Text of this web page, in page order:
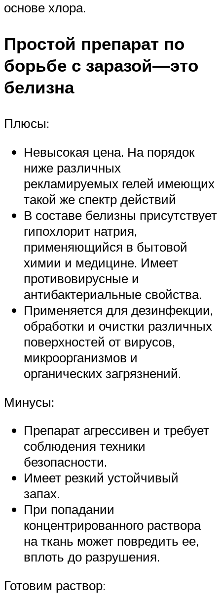
основе хлора.
Простой препарат по
борьбе с заразой—это
белизна
Плюсы:
Невысокая цена. На порядок
ниже различных
рекламируемых гелей имеющих
такой же спектр действий
В составе белизны присутствует
гипохлорит натрия,
применяющийся в бытовой
химии и медицине. Имеет
противовирусные и
антибактериальные свойства.
Применяется для дезинфекции,
обработки и очистки различных
поверхностей от вирусов,
микроорганизмов и
органических загрязнений.
Минусы:
Препарат агрессивен и требует
соблюдения техники
безопасности.
Имеет резкий устойчивый
запах.
При попадании
концентрированного раствора
на ткань может повредить ее,
вплоть до разрушения.
Готовим раствор: